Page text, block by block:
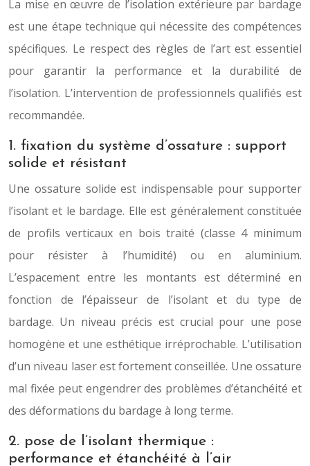
La mise en œuvre de l’isolation extérieure par bardage
est une étape technique qui nécessite des compétences
spécifiques. Le respect des règles de l’art est essentiel
pour garantir la performance et la durabilité de
l’isolation. L’intervention de professionnels qualifiés est
recommandée.
1. fixation du système d’ossature : support
solide et résistant
Une ossature solide est indispensable pour supporter
l’isolant et le bardage. Elle est généralement constituée
de profils verticaux en bois traité (classe 4 minimum
pour résister à l’humidité) ou en aluminium.
L’espacement entre les montants est déterminé en
fonction de l’épaisseur de l’isolant et du type de
bardage. Un niveau précis est crucial pour une pose
homogène et une esthétique irréprochable. L’utilisation
d’un niveau laser est fortement conseillée. Une ossature
mal fixée peut engendrer des problèmes d’étanchéité et
des déformations du bardage à long terme.
2. pose de l’isolant thermique :
performance et étanchéité à l’air